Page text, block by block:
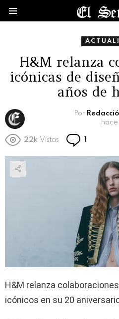
H&M relanza
icónicas de
años de
Por
hace
22k Vistas
H&M relanza
icónicos en su 20